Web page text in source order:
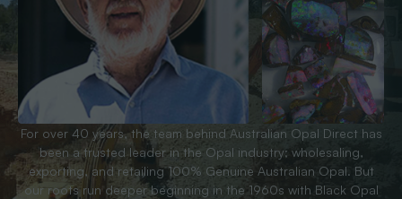
For over 40 years, the team behind Australian Opal Direct has
been a trusted leader in the Opal industry; wholesaling,
exporting, and retailing 100% Genuine Australian Opal. But
our roots run deeper beginning in the 1960s with Black Opal